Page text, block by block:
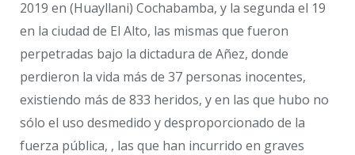
2019 en (Huayllani) Cochabamba, y la segunda el 19
en la ciudad de El Alto, las mismas que fueron
perpetradas bajo la dictadura de Añez, donde
perdieron la vida más de 37 personas inocentes,
existiendo más de 833 heridos, y en las que hubo no
sólo el uso desmedido y desproporcionado de la
fuerza pública, , las que han incurrido en graves